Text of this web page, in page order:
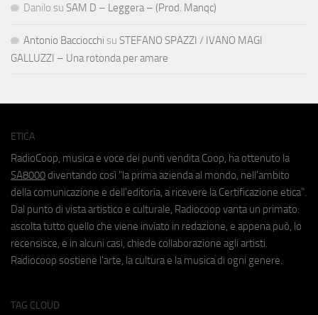
Danilo su SAM D – Leggera – (Prod. Manqc)
Antonio Bacciocchi su STEFANO SPAZZI / IVANO MAGI
GALLUZZI – Una rotonda per amare
ETICA
RadioCoop, musica e voce dei punti vendita Coop, ha ottenuto la
SA8000 diventando così "la prima azienda al mondo, nell'ambito
della comunicazione e dell'editoria, a ricevere la Certificazione etica".
Dal punto di vista artistico e culturale, Radiocoop vanta un primato:
ascolta tutto quello che viene inviato in redazione, e appena può, lo
recensisce, e in alcuni casi, chiede collaborazione agli artisti.
Radiocoop sostiene l'arte, la cultura e la musica di ogni genere.
TAG CLOUD